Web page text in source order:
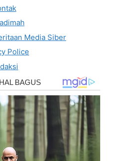
Media Siber
Police